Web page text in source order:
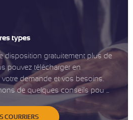
types
disposition gratuitement plus de
pouvez télécharger en
demande et vos besoins.
de quelques conseils pou ...
COURRIERS